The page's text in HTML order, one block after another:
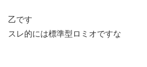
乙です
スレ的には標準型ロミオですな